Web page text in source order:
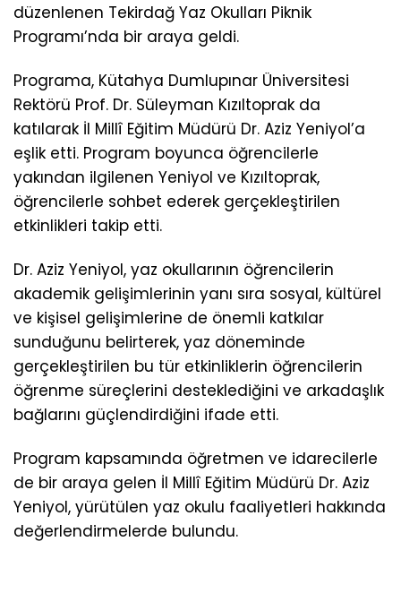
düzenlenen Tekirdağ Yaz Okulları Piknik
Programı’nda bir araya geldi.
Programa, Kütahya Dumlupınar Üniversitesi
Rektörü Prof. Dr. Süleyman Kızıltoprak da
katılarak İl Millî Eğitim Müdürü Dr. Aziz Yeniyol’a
eşlik etti. Program boyunca öğrencilerle
yakından ilgilenen Yeniyol ve Kızıltoprak,
öğrencilerle sohbet ederek gerçekleştirilen
etkinlikleri takip etti.
Dr. Aziz Yeniyol, yaz okullarının öğrencilerin
akademik gelişimlerinin yanı sıra sosyal, kültürel
ve kişisel gelişimlerine de önemli katkılar
sunduğunu belirterek, yaz döneminde
gerçekleştirilen bu tür etkinliklerin öğrencilerin
öğrenme süreçlerini desteklediğini ve arkadaşlık
bağlarını güçlendirdiğini ifade etti.
Program kapsamında öğretmen ve idarecilerle
de bir araya gelen İl Millî Eğitim Müdürü Dr. Aziz
Yeniyol, yürütülen yaz okulu faaliyetleri hakkında
değerlendirmelerde bulundu.